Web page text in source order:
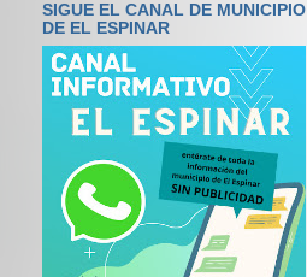
SIGUE EL CANAL DE MUNICIPIO
DE EL ESPINAR